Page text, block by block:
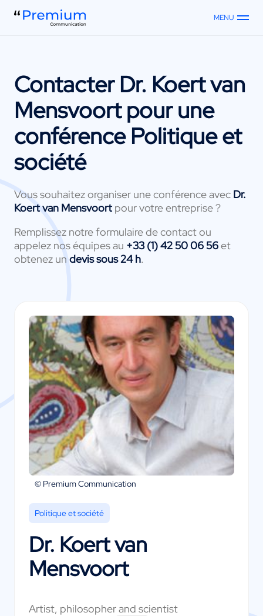
MENU
ContacterDr. Koert van
Mensvoortpour une
conférence Politique et
société
Vous souhaitez organiser une conférence avec Dr.
Koert van Mensvoort pour votre entreprise ?
Remplissez notre formulaire de contact ou
appelez nos équipes au +33 (1) 42 50 06 56et
obtenez undevis sous 24 h.
© Premium Communication
Politique et société
Dr. Koert van
Mensvoort
Artist, philosopher and scientist